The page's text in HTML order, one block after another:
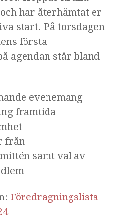
har återhämtat er
start. På torsdagen
första
agendan står bland
evenemang
framtida
från
samt val av
Föredragningslista